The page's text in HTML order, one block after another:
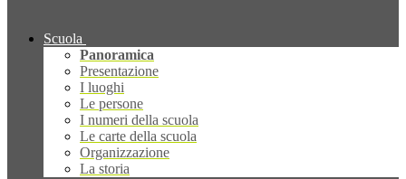
Scuola
Panoramica
Presentazione
I luoghi
Le persone
I numeri della scuola
Le carte della scuola
Organizzazione
La storia